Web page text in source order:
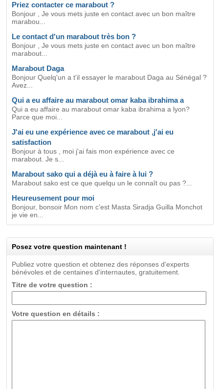
Priez contacter ce marabout ?
Bonjour , Je vous mets juste en contact avec un bon maître
marabou...
Le contact d'un marabout très bon ?
Bonjour , Je vous mets juste en contact avec un bon maître
marabout...
Marabout Daga
Bonjour Quelq'un a t'il essayer le marabout Daga au Sénégal ?
Avez...
Qui a eu affaire au marabout omar kaba ibrahima a
Qui a eu affaire au marabout omar kaba ibrahima a lyon?
Parce que moi...
J'ai eu une expérience avec ce marabout ,j'ai eu
satisfaction
Bonjour à tous , moi j'ai fais mon expérience avec ce
marabout. Je s...
Marabout sako qui a déjà eu à faire à lui ?
Marabout sako est ce que quelqu un le connaît ou pas ?...
Heureusement pour moi
Bonjour, bonsoir Mon nom c'est Masta Siradja Guilla Monchot
je vie en...
Posez votre question maintenant !
Publiez votre question et obtenez des réponses d'experts
bénévoles et de centaines d'internautes, gratuitement.
Titre de votre question :
Votre question en détails :